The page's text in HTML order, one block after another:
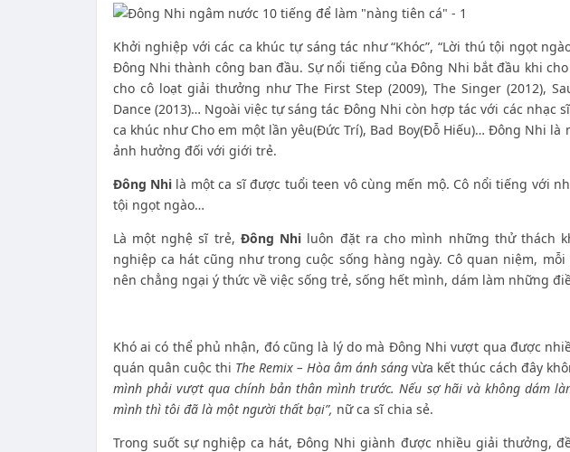
Khởi nghiệp với các ca khúc tự sáng tác như “Khóc”, “Lời thú tội ngọt
Đông Nhi thành công ban đầu. Sự nổi tiếng của Đông Nhi bắt đầu khi
cho cô loạt giải thưởng như The First Step (2009), The Singer (2012),
Dance (2013)… Ngoài việc tự sáng tác Đông Nhi còn hợp tác với các nhạc
ca khúc như Cho em một lần yêu(Đức Trí), Bad Boy(Đỗ Hiếu)… Đông Nhi
ảnh hưởng đối với giới trẻ.
Đông Nhi là một ca sĩ được tuổi teen vô cùng mến mộ. Cô nổi tiếng với
tội ngọt ngào…
Là một nghệ sĩ trẻ, Đông Nhi luôn đặt ra cho mình những thử thách
nghiệp ca hát cũng như trong cuộc sống hàng ngày. Cô quan niệm,
nên chẳng ngại ý thức về việc sống trẻ, sống hết mình, dám làm những
Khó ai có thể phủ nhận, đó cũng là lý do mà Đông Nhi vượt qua được
quán quân cuộc thi The Remix – Hòa âm ánh sángvừa kết thúc cách đây
mình phải vượt qua chính bản thân mình trước. Nếu sợ hãi và không dám
mình thì tôi đã là một người thất bại”, nữ ca sĩ chia sẻ.
Trong suốt sự nghiệp ca hát, Đông Nhi giành được nhiều giải thưởng,